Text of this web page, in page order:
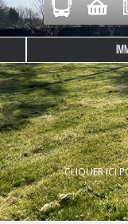
CLIQUER ICI
située dans le
campagne.
et un CUb est